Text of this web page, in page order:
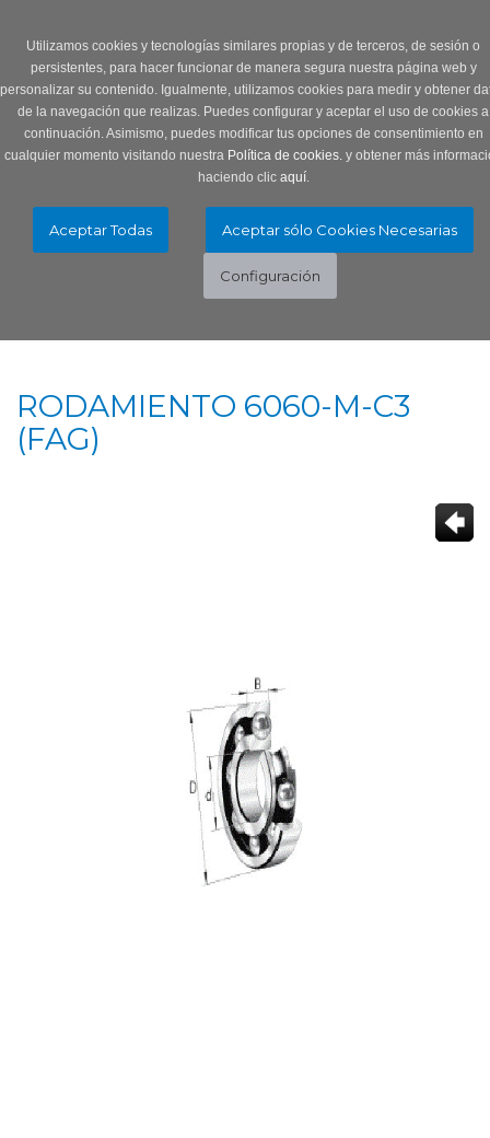
Utilizamos cookies y tecnologías similares propias y de terceros, de sesión o
persistentes, para hacer funcionar de manera segura nuestra página web y
personalizar su contenido. Igualmente, utilizamos cookies para medir y obtener
de la navegación que realizas. Puedes configurar y aceptar el uso de cookies a
continuación. Asimismo, puedes modificar tus opciones de consentimiento en
cualquier momento visitando nuestra Política de cookies.y obtener más
haciendo clic aquí.
RODAMIENTO 6060-M-C3
(FAG)